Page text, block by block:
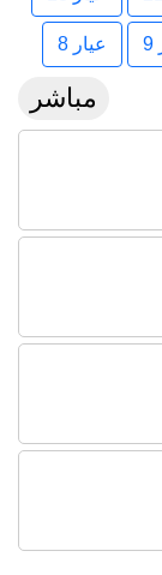
عيار 8
مباشر